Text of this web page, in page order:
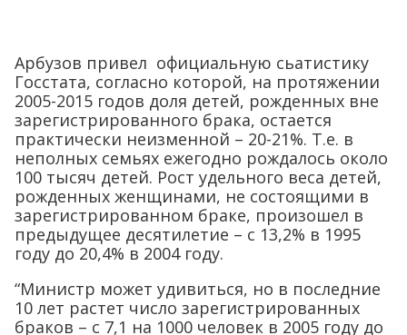
Арбузов привел официальную сьатистику
Госстата, согласно которой, на протяжении
2005-2015 годов доля детей, рожденных вне
зарегистрированного брака, остается
практически неизменной – 20-21%. Т.е. в
неполных семьях ежегодно рождалось около
100 тысяч детей. Рост удельного веса детей,
рожденных женщинами, не состоящими в
зарегистрированном браке, произошел в
предыдущее десятилетие – с 13,2% в 1995
году до 20,4% в 2004 году.
“Министр может удивиться, но в последние
10 лет растет число зарегистрированных
браков – с 7,1 на 1000 человек в 2005 году до